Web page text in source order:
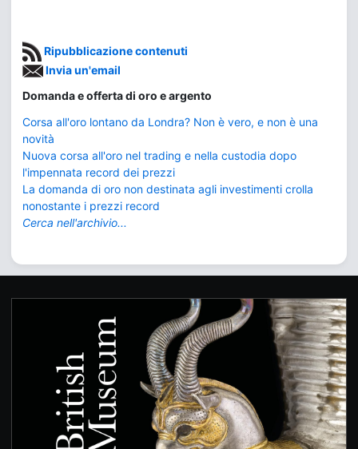
Ripubblicazione contenuti
Invia un'email
Domanda e offerta di oro e argento
Corsa all'oro lontano da Londra? Non è vero, e non è una
novità
Nuova corsa all'oro nel trading e nella custodia dopo
l'impennata record dei prezzi
La domanda di oro non destinata agli investimenti crolla
nonostante i prezzi record
Cerca nell'archivio...